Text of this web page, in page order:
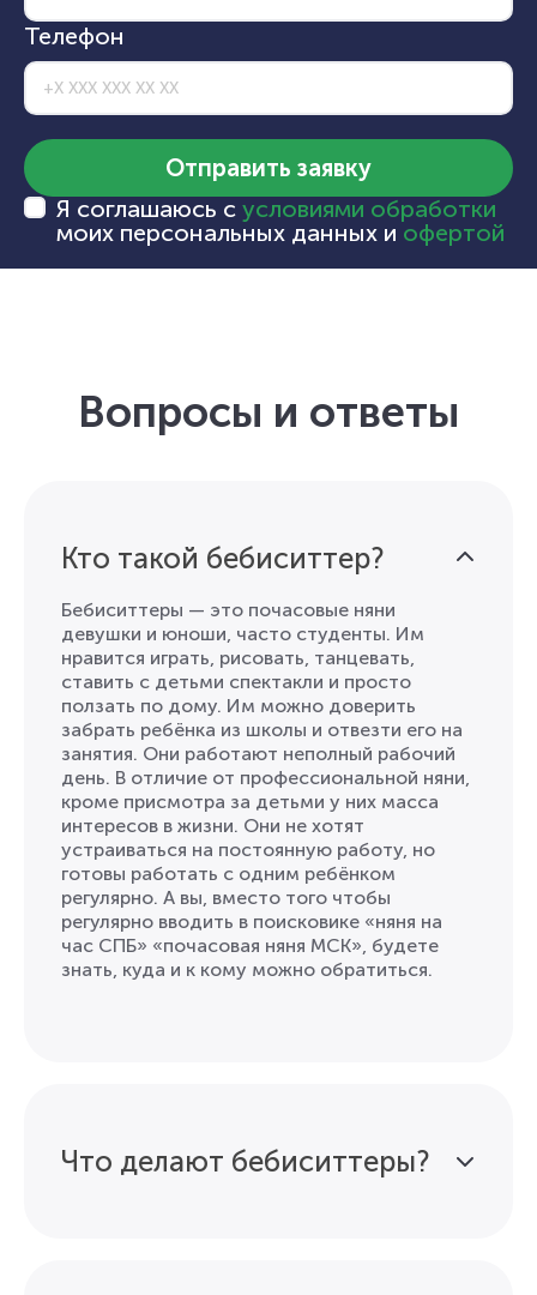
Телефон
Отправить заявку
Я соглашаюсь с условиями обработки
моих персональных данных и офертой
Вопросы и ответы
Кто такой бебиситтер?
Бебиситтеры — это почасовые няни
девушки и юноши, чаcто студенты. Им
нравится играть, рисовать, танцевать,
ставить с детьми спектакли и просто
ползать по дому. Им можно доверить
забрать ребёнка из школы и отвезти его на
занятия. Они работают неполный рабочий
день. В отличие от профессиональной няни,
кроме присмотра за детьми у них масса
интересов в жизни. Они не хотят
устраиваться на постоянную работу, но
готовы работать с одним ребёнком
регулярно. А вы, вместо того чтобы
регулярно вводить в поисковике «няня на
час СПБ» «почасовая няня МСК», будете
знать, куда и к кому можно обратиться.
Что делают бебиситтеры?